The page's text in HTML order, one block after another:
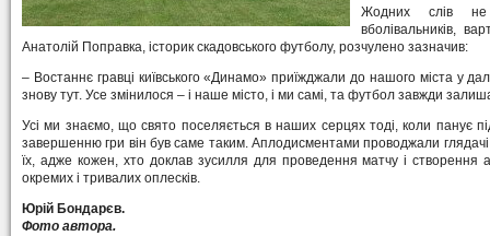
Жодних слів не
вболівальників,
Анатолій Поправка, історик скадовського футболу, розчулено зазначив:
– Востаннє гравці київського «Динамо» приїжджали до нашого міста у
знову тут. Усе змінилося – і наше місто, і ми самі, та футбол завжди
Усі ми знаємо, що свято поселяється в наших серцях тоді, коли панує
завершенню гри він був саме таким. Аплодисментами проводжали
їх, адже кожен, хто доклав зусилля для проведення матчу і створення
окремих і тривалих оплесків.
Юрій Бондарєв.
Фото автора.